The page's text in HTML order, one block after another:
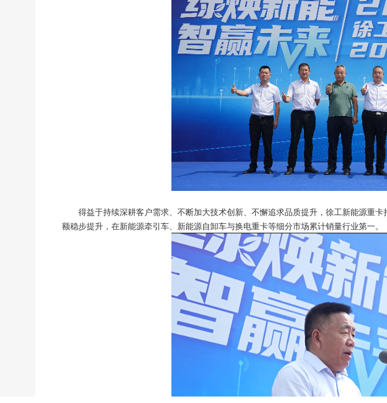
得益于持续深耕客户需求、不断加大技术创新、不懈追求品质提升，徐工新能源重
额稳步提升，在新能源牵引车、新能源自卸车与换电重卡等细分市场累计销量行业第一。